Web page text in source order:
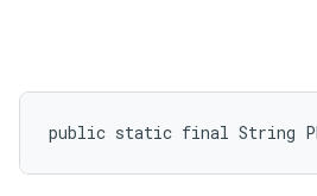
public static final String